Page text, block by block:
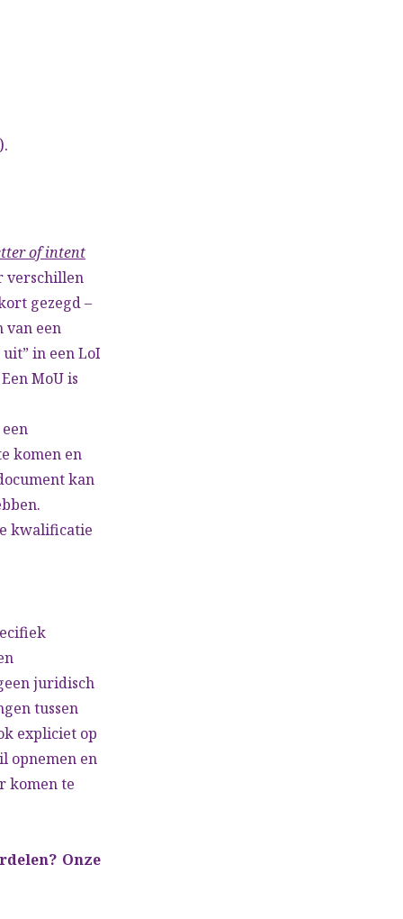
of intent
verschillen
gezegd –
van een
in een LoI
MoU is
komen en
kan
kwalificatie
juridisch
tussen
expliciet op
opnemen en
komen te
Onze